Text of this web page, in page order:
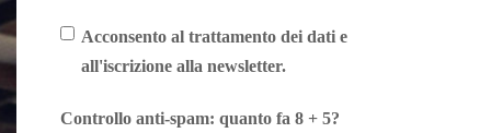
Acconsento al trattamento dei dati e
all'iscrizione alla newsletter.
Controllo anti-spam: quanto fa 8 + 5?